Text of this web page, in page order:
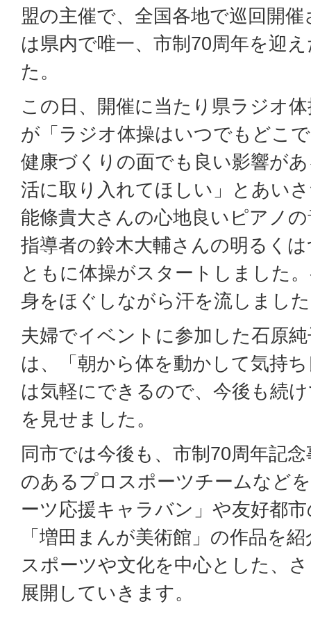
盟の主催で、全国各地で巡回開
は県内で唯一、市制70周年を迎
た。
この日、開催に当たり県ラジオ
が「ラジオ体操はいつでもどこ
健康づくりの面でも良い影響が
活に取り入れてほしい」とあい
能條貴大さんの心地良いピアノ
指導者の鈴木大輔さんの明るく
ともに体操がスタートしました
身をほぐしながら汗を流しまし
夫婦でイベントに参加した石原
は、「朝から体を動かして気持
は気軽にできるので、今後も続
を見せました。
同市では今後も、市制70周年記
のあるプロスポーツチームなど
ーツ応援キャラバン」や友好都
「増田まんが美術館」の作品を
スポーツや文化を中心とした、
展開していきます。